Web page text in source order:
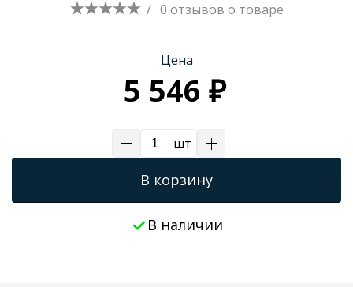
/ 0 отзывов о товаре
Цена
5 546 ₽
шт
В корзину
В наличии